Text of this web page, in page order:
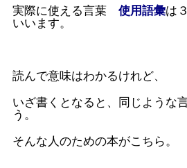
実際に使える言葉使用語彙は
いいます。
読んで意味はわかるけれど、
いざ書くとなると、同じような
う。
そんな人のための本がこちら。